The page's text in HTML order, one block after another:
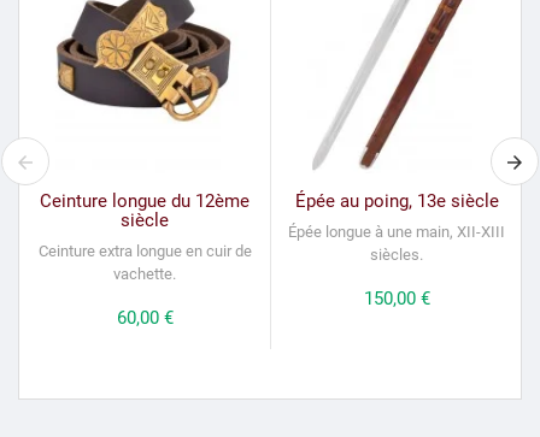
Ceinture longue du 12ème
siècle
Ceinture extra longue en cuir de
vachette.
Prix
60,00 €
Épée au poing, 13e siècle
Épée longue à une main, XII-XIII
siècles.
Prix
150,00 €